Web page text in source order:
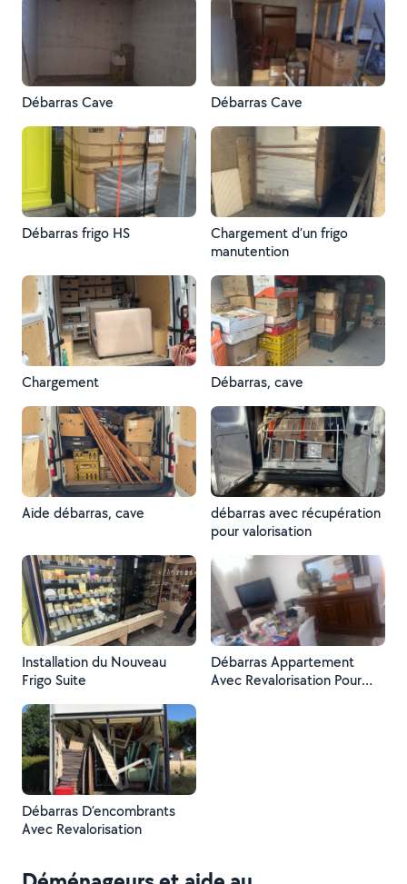
Débarras Cave Débarras Cave
Débarras frigo HS
Chargement d’un frigo
manutention
Chargement Débarras, cave
Aide débarras, cave
débarras avec récupération
pour valorisation
Installation du Nouveau
Frigo Suite
Débarras Appartement
Avec Revalorisation Pour
Débarras D’encombrants
Avec Revalorisation